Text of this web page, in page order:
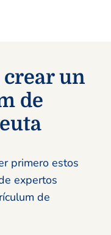
crear un
de
primero estos
expertos
de